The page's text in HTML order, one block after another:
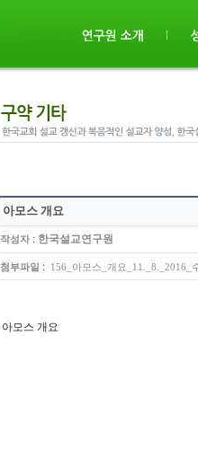
아모스 개요
작성자 : 한국설교연구원
첨부파일 : 156_아모스_개요_11._8._2016_
아모스 개요